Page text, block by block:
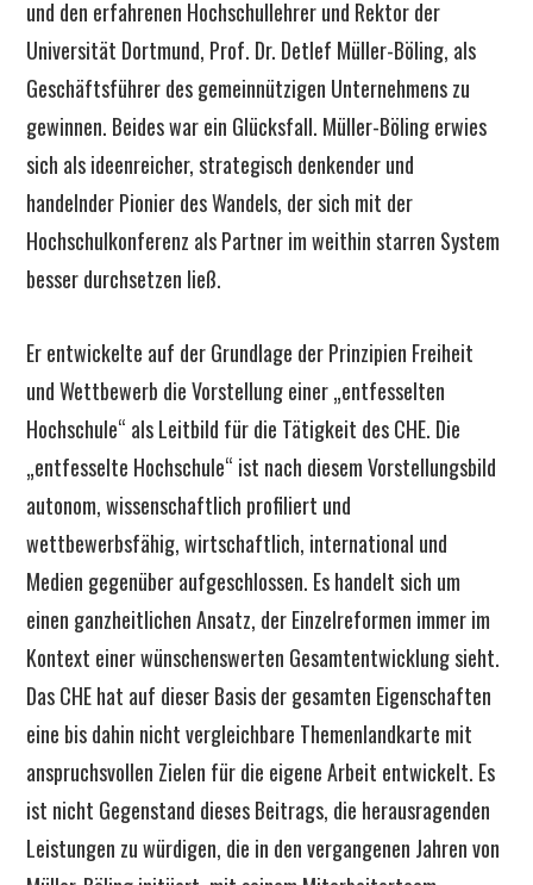
und den erfahrenen Hochschullehrer und Rektor der
Universität Dortmund, Prof. Dr. Detlef Müller-Böling, als
Geschäftsführer des gemeinnützigen Unternehmens zu
gewinnen. Beides war ein Glücksfall. Müller-Böling erwies
sich als ideenreicher, strategisch denkender und
handelnder Pionier des Wandels, der sich mit der
Hochschulkonferenz als Partner im weithin starren System
besser durchsetzen ließ.
Er entwickelte auf der Grundlage der Prinzipien Freiheit
und Wettbewerb die Vorstellung einer „entfesselten
Hochschule“ als Leitbild für die Tätigkeit des CHE. Die
„entfesselte Hochschule“ ist nach diesem Vorstellungsbild
autonom, wissenschaftlich profiliert und
wettbewerbsfähig, wirtschaftlich, international und
Medien gegenüber aufgeschlossen. Es handelt sich um
einen ganzheitlichen Ansatz, der Einzelreformen immer im
Kontext einer wünschenswerten Gesamtentwicklung sieht.
Das CHE hat auf dieser Basis der gesamten Eigenschaften
eine bis dahin nicht vergleichbare Themenlandkarte mit
anspruchsvollen Zielen für die eigene Arbeit entwickelt. Es
ist nicht Gegenstand dieses Beitrags, die herausragenden
Leistungen zu würdigen, die in den vergangenen Jahren von